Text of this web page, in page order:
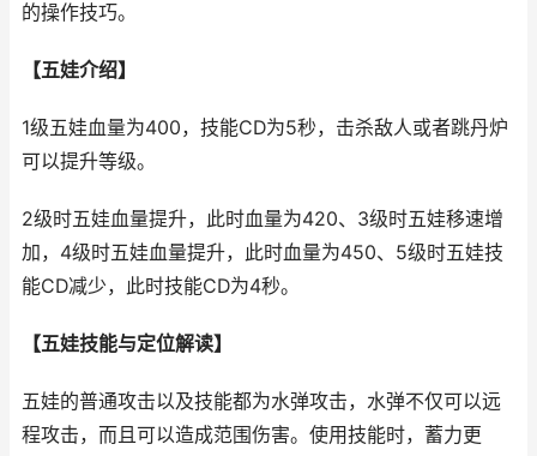
的操作技巧。
【五娃介绍】
1级五娃血量为400，技能CD为5秒，击杀敌人或者跳丹炉
可以提升等级。
2级时五娃血量提升，此时血量为420、3级时五娃移速增
加，4级时五娃血量提升，此时血量为450、5级时五娃技
能CD减少，此时技能CD为4秒。
【五娃技能与定位解读】
五娃的普通攻击以及技能都为水弹攻击，水弹不仅可以远
程攻击，而且可以造成范围伤害。使用技能时，蓄力更